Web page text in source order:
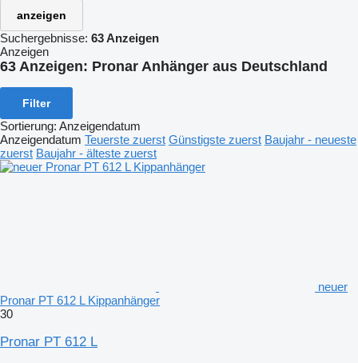
anzeigen
Suchergebnisse: 63 Anzeigen
Anzeigen
63 Anzeigen: Pronar Anhänger aus Deutschland
Filter
Sortierung: Anzeigendatum
Anzeigendatum Teuerste zuerst Günstigste zuerst Baujahr - neueste
zuerst Baujahr - älteste zuerst
neuer
Pronar PT 612 L Kippanhänger
30
Pronar PT 612 L